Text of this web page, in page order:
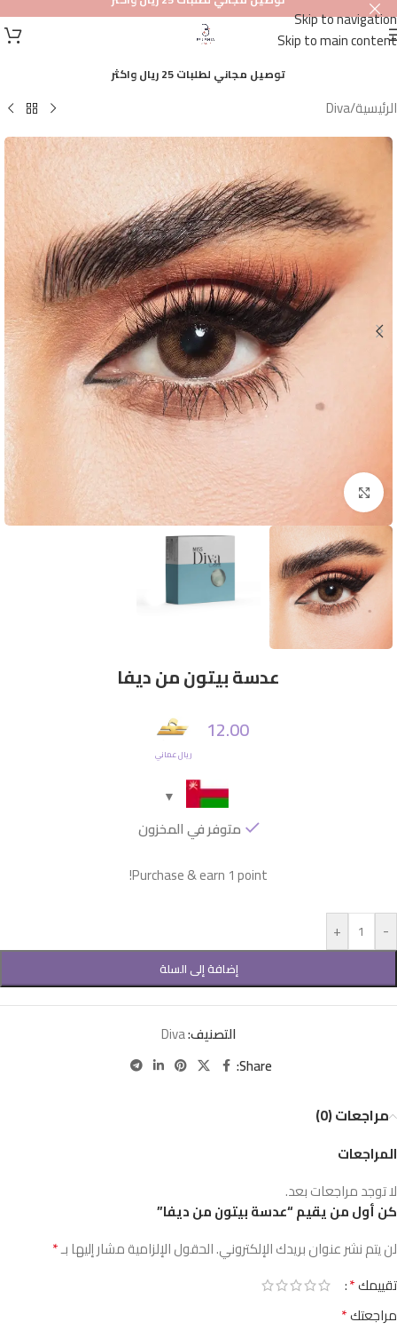
Skip to navigation
Skip to main content
توصيل مجاني لطلبات 25 ريال واكثر
الرئيسية/
Diva
Click to enlarge
عدسة بيتون من ديفا
12.00
ريال عماني
متوفر في المخزون
Purchase & earn 1 point!
-
+
إضافة إلى السلة
التصنيف:Diva
Share:
مراجعات (0)
المراجعات
لا توجد مراجعات بعد.
كن أول من يقيم “عدسة بيتون من ديفا”
لن يتم نشر عنوان بريدك الإلكتروني.الحقول الإلزامية مشار إليها بـ*
تقييمك*
مراجعتك*